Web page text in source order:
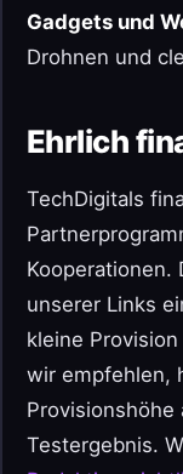
Gadgets und
Drohnen und
Ehrlich
TechDigitals
Kooperationen.
unserer Links
kleine
wir empfehlen,
Provisionshöhe
Testergebnis.